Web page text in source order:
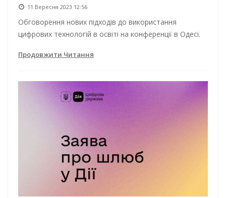
11 Вересня 2023 12:56
Обговорення нових підходів до використання
цифрових технологій в освіті на конференції в Одесі.
Продовжити Читання